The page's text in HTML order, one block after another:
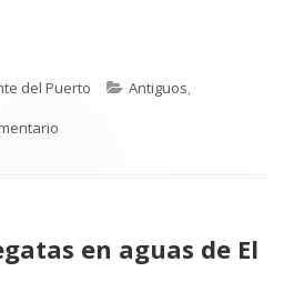
Machimbarrena
del Puerto Categorías
Antiguos,
en aguas de El